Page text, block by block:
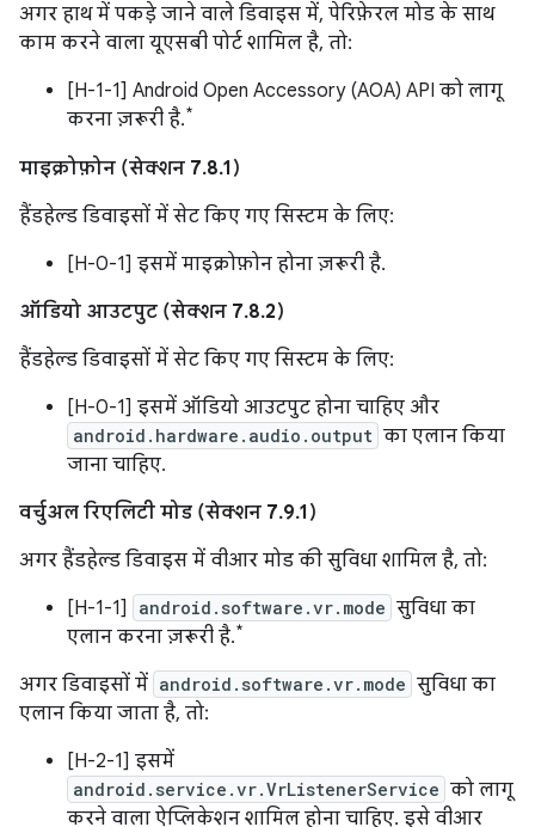
अगर हाथ में पकड़े जाने वाले डिवाइस में, पेरिफ़ेरल मोड के साथ
काम करने वाला यूएसबी पोर्ट शामिल है, तो:
[H-1-1] Android Open Accessory (AOA) API को लागू
करना ज़रूरी है.*
माइक्रोफ़ोन (सेक्शन 7.8.1)
हैंडहेल्ड डिवाइसों में सेट किए गए सिस्टम के लिए:
[H-0-1] इसमें माइक्रोफ़ोन होना ज़रूरी है.
ऑडियो आउटपुट (सेक्शन 7.8.2)
हैंडहेल्ड डिवाइसों में सेट किए गए सिस्टम के लिए:
[H-0-1] इसमें ऑडियो आउटपुट होना चाहिए और
android.hardware.audio.output का एलान किया
जाना चाहिए.
वर्चुअल रिएलिटी मोड (सेक्शन 7.9.1)
अगर हैंडहेल्ड डिवाइस में वीआर मोड की सुविधा शामिल है, तो:
[H-1-1]
android.software.vr.mode सुविधा का
एलान करना ज़रूरी है.*
अगर डिवाइसों में android.software.vr.mode सुविधा का
एलान किया जाता है, तो:
[H-2-1] इसमें
android.service.vr.VrListenerService को लागू
करने वाला ऐप्लिकेशन शामिल होना चाहिए. इसे वीआर